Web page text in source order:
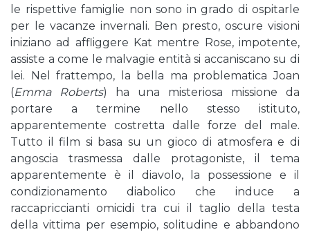
le rispettive famiglie non sono in grado di ospitarle
per le vacanze invernali. Ben presto, oscure visioni
iniziano ad affliggere Kat mentre Rose, impotente,
assiste a come le malvagie entità si accaniscano su di
lei. Nel frattempo, la bella ma problematica Joan
(Emma Roberts) ha una misteriosa missione da
portare a termine nello stesso istituto,
apparentemente costretta dalle forze del male.
Tutto il film si basa su un gioco di atmosfera e di
angoscia trasmessa dalle protagoniste, il tema
apparentemente è il diavolo, la possessione e il
condizionamento diabolico che induce a
raccapriccianti omicidi tra cui il taglio della testa
della vittima per esempio, solitudine e abbandono